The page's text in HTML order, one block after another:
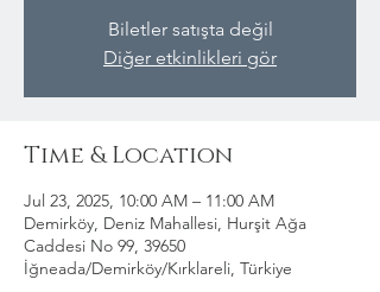
Biletler satışta değil
Diğer etkinlikleri gör
Time & Location
Jul 23, 2025, 10:00 AM – 11:00 AM
Demirköy, Deniz Mahallesi, Hurşit Ağa
Caddesi No 99, 39650
İğneada/Demirköy/Kırklareli, Türkiye